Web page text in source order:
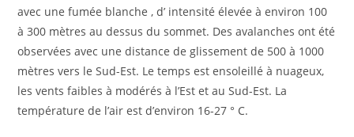
avec une fumée blanche , d’ intensité élevée à environ 100
à 300 mètres au dessus du sommet. Des avalanches ont été
observées avec une distance de glissement de 500 à 1000
mètres vers le Sud-Est. Le temps est ensoleillé à nuageux,
les vents faibles à modérés à l’Est et au Sud-Est. La
température de l’air est d’environ 16-27 ° C.